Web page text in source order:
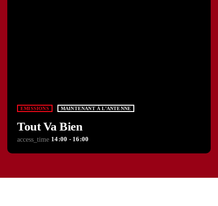
EMISSIONS MAINTENANT À L’ANTENNE
Tout Va Bien
access_time 14:00 - 16:00